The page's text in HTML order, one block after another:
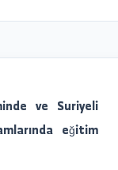
ve